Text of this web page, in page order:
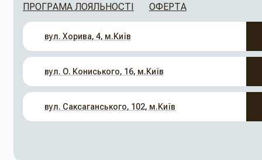
ПРОГРАМА ЛОЯЛЬНОСТІ
ОФЕРТА
вул. Хорива, 4, м.Київ
вул. О. Кониського, 16, м.Київ
вул. Саксаганського, 102, м.Київ